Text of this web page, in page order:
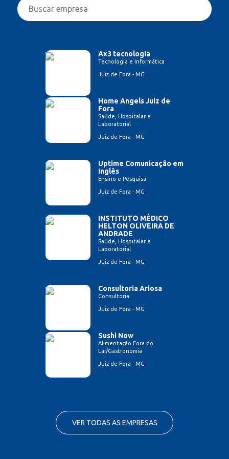
Ax3 tecnologia
Tecnologia e Informática
Juiz de Fora - MG
Home Angels Juiz de
Fora
Saúde, Hospitalar e
Laboratorial
Juiz de Fora - MG
Uptime Comunicação em
Inglês
Ensino e Pesquisa
Juiz de Fora - MG
INSTITUTO MÉDICO
HELTON OLIVEIRA DE
ANDRADE
Saúde, Hospitalar e
Laboratorial
Juiz de Fora - MG
Consultoria Ariosa
Consultoria
Juiz de Fora - MG
Sushi Now
Alimentação Fora do
Lar/Gastronomia
Juiz de Fora - MG
VER TODAS AS EMPRESAS